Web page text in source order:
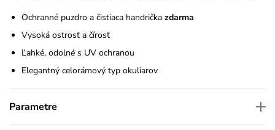
Ochranné puzdro a čistiaca handrička zdarma
Vysoká ostrosť a čírosť
Ľahké, odolné s UV ochranou
Elegantný celorámový typ okuliarov
Parametre